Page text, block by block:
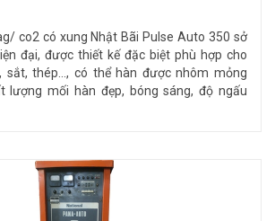
co2 có xung Nhật Bãi Pulse Auto 350 sở
đại, được thiết kế đặc biệt phù hợp cho
sắt, thép..., có thể hàn được nhôm mỏng
lượng mối hàn đẹp, bóng sáng, độ ngấu